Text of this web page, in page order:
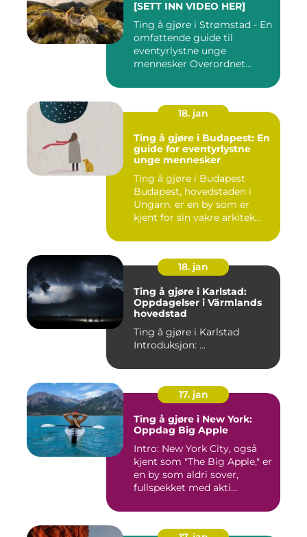
[SETT INN VIDEO HER]
Ting å gjøre i Strømstad - En
omfattende guide til
eventyrlystne unge
mennesker Overordnet
18. jan
Ting å gjøre i Budapest: En
guide for eventyrlystne
unge mennesker
Ting å gjøre i Budapest
Budapest, hovedstaden i
Ungarn, er en by som er
kjent for sin vakre arkitek...
18. jan
Ting å gjøre i Karlstad:
Oppdagelser i Värmlands
hovedstad
Ting å gjøre i Karlstad
Introduksjon: ...
17. jan
Ting å gjøre i New York:
Oppdag Big Apple
Intro: New York City, også
kjent som "The Big Apple," er
en by som aldri sover,
fullspekket med akti...